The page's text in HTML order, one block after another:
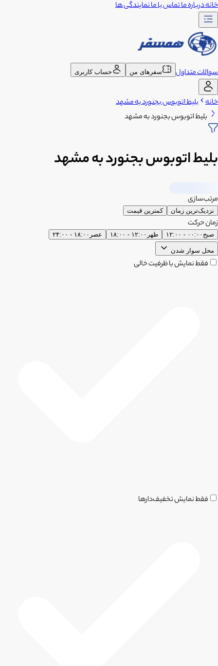
خانهدرباره ماتماس با مانمایندگی ها
سوالات متداول سفرهای من حساب کاربری
خانه بلیط اتوبوس بجنورد به مشهد
بلیط اتوبوس بجنورد به مشهد
بلیط اتوبوس بجنورد به مشهد
مرتب‌سازی
نزدیک‌ترین زمان کمترین قیمت
زمان حرکت
صبح ۰۰:۰۰ - ۱۲:۰۰ ظهر ۱۲:۰۰ - ۱۸:۰۰ عصر ۱۸:۰۰ - ۲۴:۰۰
محل سوار شدن
فقط نمایش با ظرفیت خالی
فقط نمایش تخفیف‌دارها